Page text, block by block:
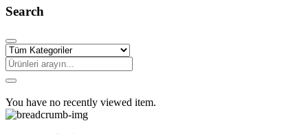
Search
You have no recently viewed item.